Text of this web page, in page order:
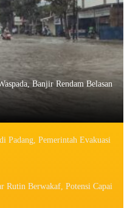
Banjir Rendam Belasan
Padang, Pemerintah Evakuasi
Rutin Berwakaf, Potensi Capai